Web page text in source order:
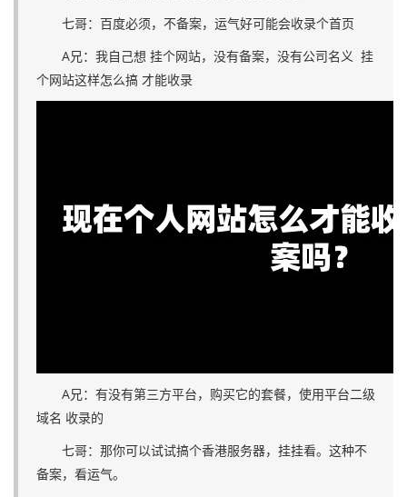
七哥：百度必须，不备案，运气好可能会收录个首页
A兄：我自己想 挂个网站，没有备案，没有公司名义 挂
个网站这样怎么搞 才能收录
A兄：有没有第三方平台，购买它的套餐，使用平台二级
域名 收录的
七哥：那你可以试试搞个香港服务器，挂挂看。这种不
备案，看运气。